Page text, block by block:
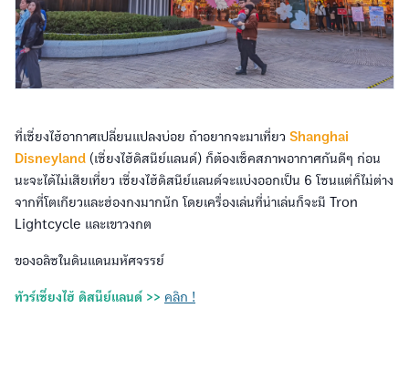
ที่เซี่ยงไฮ้อากาศเปลี่ยนแปลงบ่อย ถ้าอยากจะมาเที่ยว Shanghai
Disneyland (เซี่ยงไฮ้ดิสนีย์แลนด์) ก็ต้องเช็คสภาพอากาศกันดีๆ ก่อน
นะจะได้ไม่เสียเที่ยว เซี่ยงไฮ้ดิสนีย์แลนด์จะแบ่งออกเป็น 6 โซนแต่ก็ไม่ต่าง
จากที่โตเกียวและฮ่องกงมากนัก โดยเครื่องเล่นที่น่าเล่นก็จะมี Tron
Lightcycle และเขาวงกต
ของอลิซในดินแดนมหัศจรรย์
ทัวร์เซี่ยงไฮ้ ดิสนีย์แลนด์ >> คลิก !